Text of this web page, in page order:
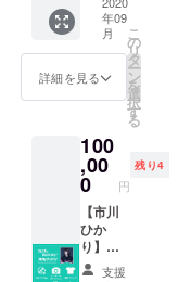
りま
す。 現
地まで
の交通
費は御
メン
バーと
の交流
はござ
いませ
ん。 撮
影中の
為、お
雨天は
別の内
容
※1000
円程度
かかり
ます。
■MV撮
影見学
券-こち
らは日
程が未
定で
（サイ
ン入
り） ■
限定T
シャツ
限定デ
ザイ
ン）カ
ラー展
開無
し/S～
XXLま
でお選
年09
月
詳細を見る
こ
の
リ
タ
ー
ン
を
選
択
す
る
100
,00
0 円
残り4
【市川
ひか
り】タ
イプ ■
支援